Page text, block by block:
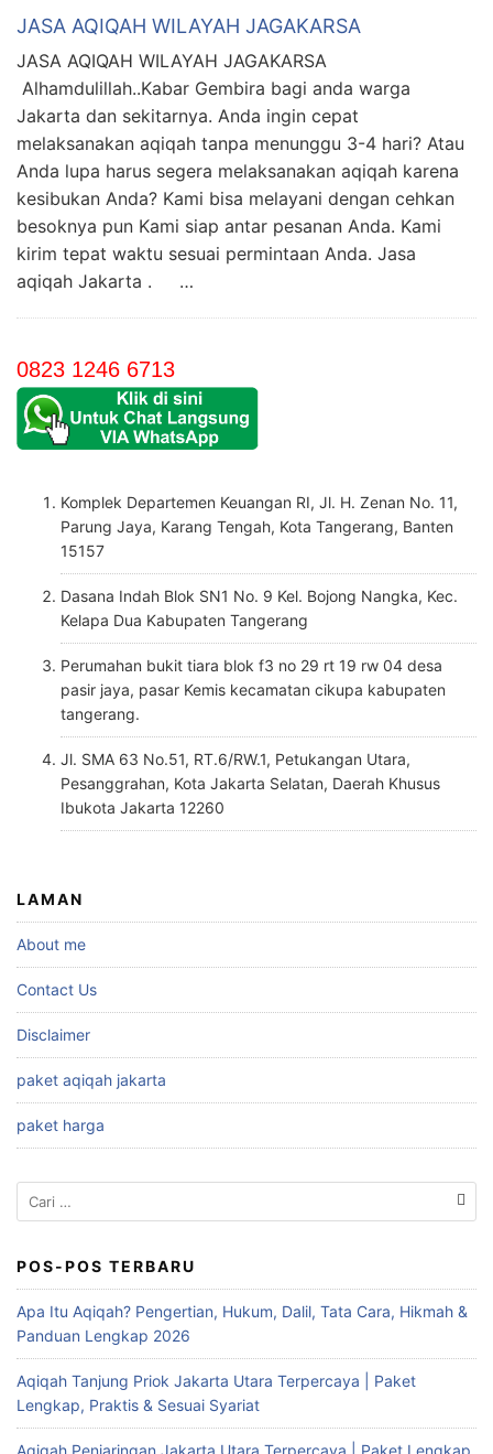
JASA AQIQAH WILAYAH JAGAKARSA
JASA AQIQAH WILAYAH JAGAKARSA
Alhamdulillah..Kabar Gembira bagi anda warga
Jakarta dan sekitarnya. Anda ingin cepat
melaksanakan aqiqah tanpa menunggu 3-4 hari? Atau
Anda lupa harus segera melaksanakan aqiqah karena
kesibukan Anda? Kami bisa melayani dengan cehkan
besoknya pun Kami siap antar pesanan Anda. Kami
kirim tepat waktu sesuai permintaan Anda. Jasa
aqiqah Jakarta . …
0823 1246 6713
Komplek Departemen Keuangan RI, Jl. H. Zenan No. 11,
Parung Jaya, Karang Tengah, Kota Tangerang, Banten
15157
Dasana Indah Blok SN1 No. 9 Kel. Bojong Nangka, Kec.
Kelapa Dua Kabupaten Tangerang
Perumahan bukit tiara blok f3 no 29 rt 19 rw 04 desa
pasir jaya, pasar Kemis kecamatan cikupa kabupaten
tangerang.
Jl. SMA 63 No.51, RT.6/RW.1, Petukangan Utara,
Pesanggrahan, Kota Jakarta Selatan, Daerah Khusus
Ibukota Jakarta 12260
LAMAN
About me
Contact Us
Disclaimer
paket aqiqah jakarta
paket harga
Cari
untuk:
POS-POS TERBARU
Apa Itu Aqiqah? Pengertian, Hukum, Dalil, Tata Cara, Hikmah &
Panduan Lengkap 2026
Aqiqah Tanjung Priok Jakarta Utara Terpercaya | Paket
Lengkap, Praktis & Sesuai Syariat
Aqiqah Penjaringan Jakarta Utara Terpercaya | Paket Lengkap,